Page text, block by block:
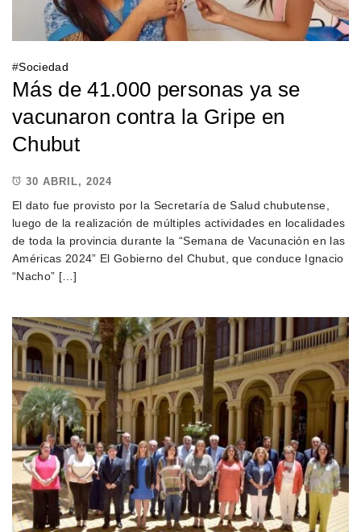
#Sociedad
Más de 41.000 personas ya se
vacunaron contra la Gripe en
Chubut
30 ABRIL, 2024
El dato fue provisto por la Secretaría de Salud chubutense,
luego de la realización de múltiples actividades en localidades
de toda la provincia durante la “Semana de Vacunación en las
Américas 2024” El Gobierno del Chubut, que conduce Ignacio
“Nacho” […]